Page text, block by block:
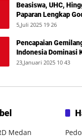
Beasiswa, UHC,
Paparan Lengkap
5,Juli 2025 19 26
Pencapaian
Indonesia Dominasi
Terbaik 2024
23,Januari 2025 10 43
Medan